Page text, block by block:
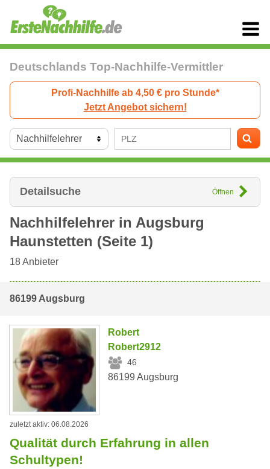
Deutschlands Top-Nachhilfe-Vermittler
Profi-Nachhilfe ab 4,50 € pro Stunde*
Jetzt Angebot sichern!
Detailsuche Öffnen
Nachhilfelehrer in Augsburg
Haunstetten (Seite 1)
18Anbieter
86199 Augsburg
Robert
Robert2912
46
86199 Augsburg
zuletzt aktiv: 06.08.2026
Qualität durch Erfahrung in allen
Schultypen!